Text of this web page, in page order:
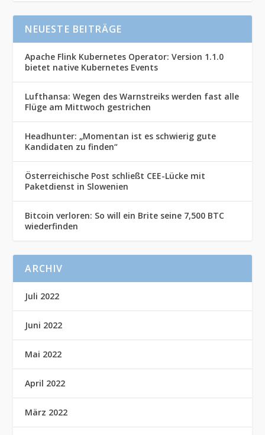
NEUESTE BEITRÄGE
Apache Flink Kubernetes Operator: Version 1.1.0
bietet native Kubernetes Events
Lufthansa: Wegen des Warnstreiks werden fast alle
Flüge am Mittwoch gestrichen
Headhunter: „Momentan ist es schwierig gute
Kandidaten zu finden“
Österreichische Post schließt CEE-Lücke mit
Paketdienst in Slowenien
Bitcoin verloren: So will ein Brite seine 7,500 BTC
wiederfinden
ARCHIV
Juli 2022
Juni 2022
Mai 2022
April 2022
März 2022